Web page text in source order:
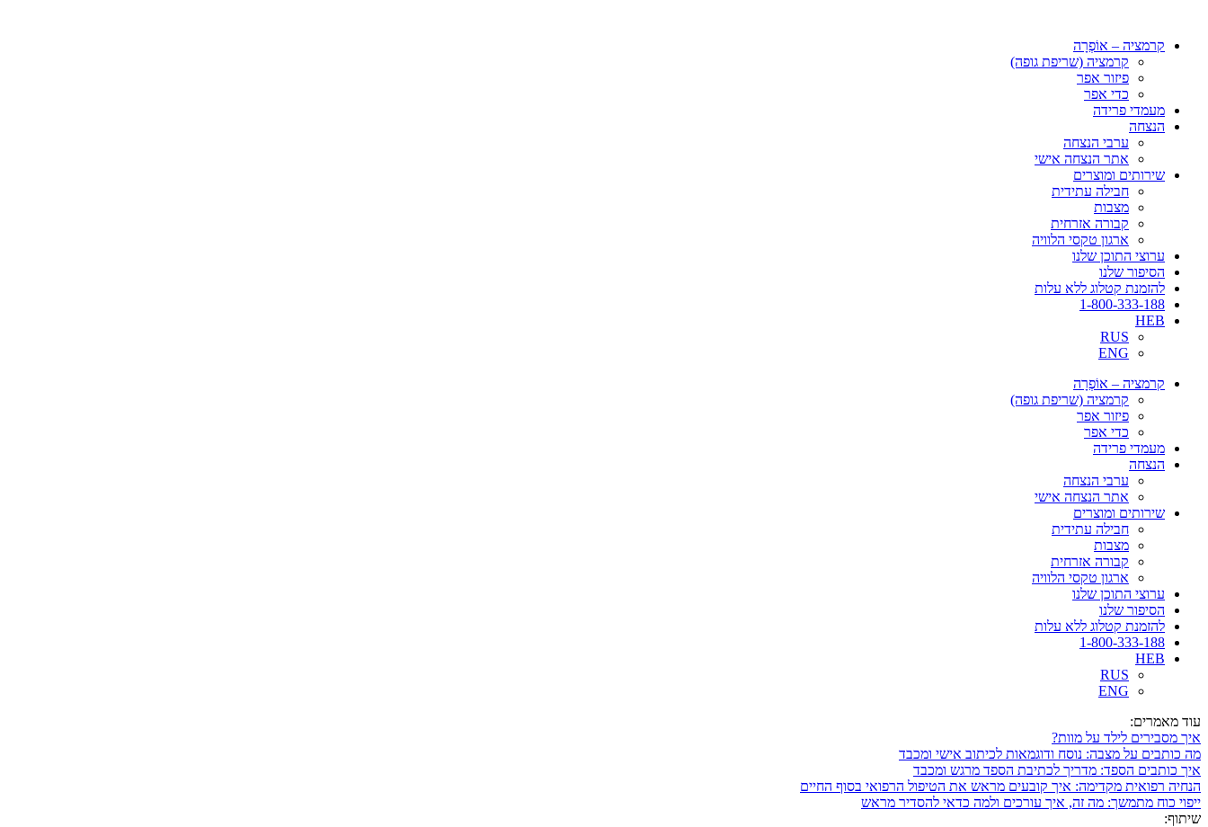
קרמציה – אוֹפְרָה
קרמציה (שריפת גופה)
פיזור אפר
כדי אפר
מעמדי פרידה
הנצחה
ערבי הנצחה
אתר הנצחה אישי
שירותים ומוצרים
חבילה עתידית
מצבות
קבורה אזרחית
ארגון טקסי הלוויה
ערוצי התוכן שלנו
הסיפור שלנו
להזמנת קטלוג ללא עלות
1-800-333-188
HEB
RUS
ENG
קרמציה – אוֹפְרָה
קרמציה (שריפת גופה)
פיזור אפר
כדי אפר
מעמדי פרידה
הנצחה
ערבי הנצחה
אתר הנצחה אישי
שירותים ומוצרים
חבילה עתידית
מצבות
קבורה אזרחית
ארגון טקסי הלוויה
ערוצי התוכן שלנו
הסיפור שלנו
להזמנת קטלוג ללא עלות
1-800-333-188
HEB
RUS
ENG
עוד מאמרים:
איך מסבירים לילד על מוות?
מה כותבים על מצבה: נוסח ודוגמאות לכיתוב אישי ומכבד
איך כותבים הספד: מדריך לכתיבת הספד מרגש ומכבד
הנחיה רפואית מקדימה: איך קובעים מראש את הטיפול הרפואי בסוף החיים
ייפוי כוח מתמשך: מה זה, איך עורכים ולמה כדאי להסדיר מראש
שיתוף: